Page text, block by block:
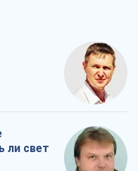
ли свет